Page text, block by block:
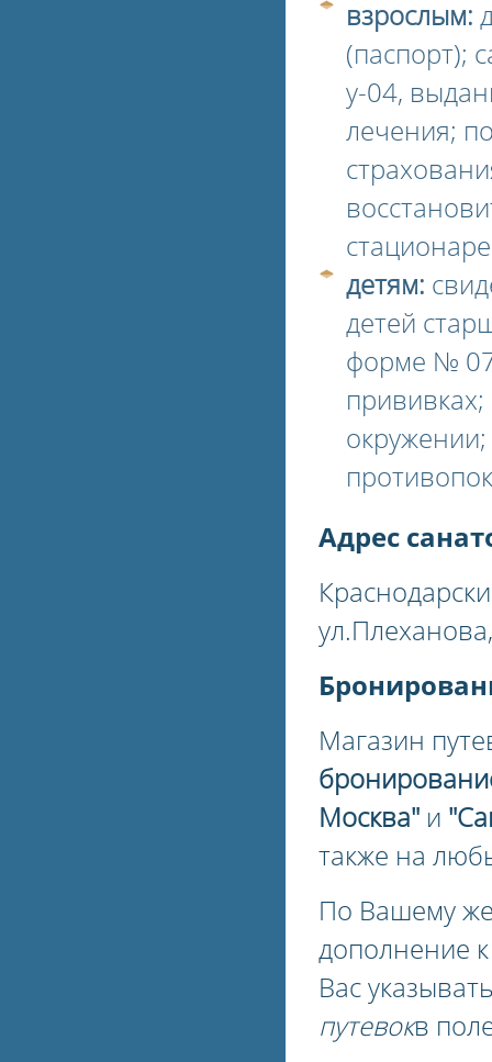
взрослым:
(паспорт);
у-04,
лечения;
детям:
детей
форме №
окружении;
Адрес
Магазин
Москва" и
также на
По Вашему
дополнение
Вас
путевокв